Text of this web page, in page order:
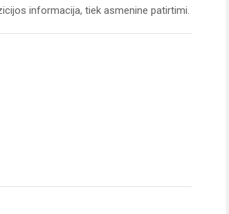
informacija, tiek asmenine patirtimi.